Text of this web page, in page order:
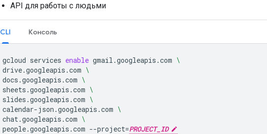
API для работы с людьми
CLI Консоль
gcloud services enable gmail.googleapis.com \
drive.googleapis.com \
docs.googleapis.com \
sheets.googleapis.com \
slides.googleapis.com \
calendar-json.googleapis.com \
chat.googleapis.com \
people.googleapis.com --project=PROJECT_ID